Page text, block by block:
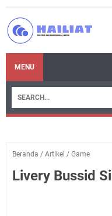
MENU
Beranda / Artikel / Game
Livery Bussid